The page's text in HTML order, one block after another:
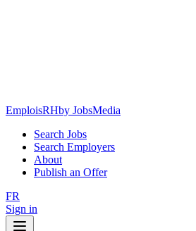
EmploisRHby JobsMedia
Search Jobs
Search Employers
About
Publish an Offer
FR
Sign in